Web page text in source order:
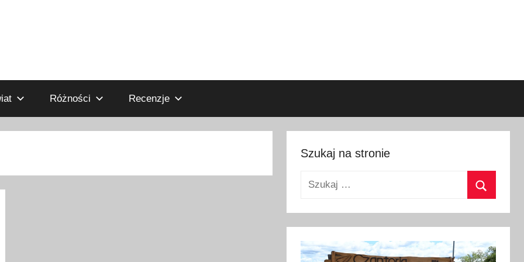
Różności Recenzje
Szukaj na stronie
Szukaj: